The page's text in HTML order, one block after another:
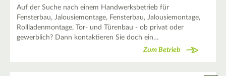
Auf der Suche nach einem Handwerksbetrieb für
Fensterbau, Jalousiemontage, Fensterbau, Jalousiemontage,
Rollladenmontage, Tor- und Türenbau - ob privat oder
gewerblich? Dann kontaktieren Sie doch ein…
Zum Betrieb